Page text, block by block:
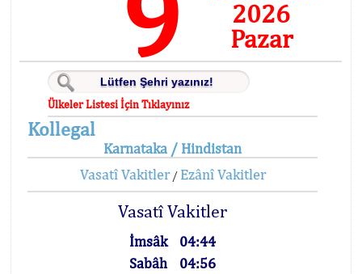
2026
Pazar
Ülkeler Listesi İçin Tıklayınız
Kollegal
Karnataka / Hindistan
Vasatî Vakitler/ Ezânî Vakitler
Vasatî Vakitler
İmsâk
04:44
Sabâh
04:56